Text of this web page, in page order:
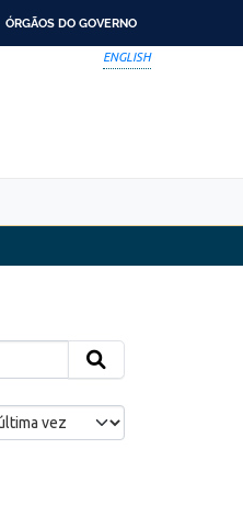
ÓRGÃOS DO GOVERNO
ENGLISH